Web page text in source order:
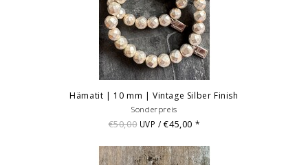
Hämatit | 10 mm | Vintage Silber Finish
Sonderpreis
€50,00 UVP / €45,00 *